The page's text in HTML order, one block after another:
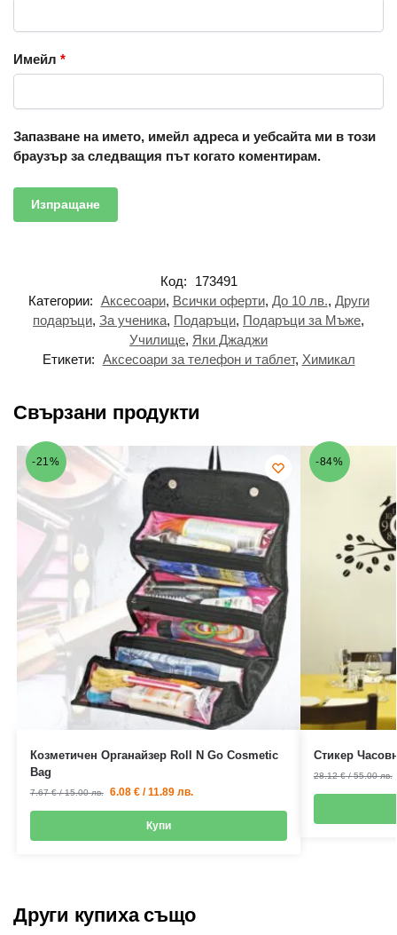
Имейл *
Запазване на името, имейл адреса и уебсайта ми в този
браузър за следващия път когато коментирам.
Код:
173491
Категории: Аксесоари, Всички оферти, До 10 лв., Други
подаръци, За ученика, Подаръци, Подаръци за Мъже,
Училище, Яки Джаджи
Етикети: Аксесоари за телефон и таблет, Химикал
Свързани продукти
-21%
Козметичен Органайзер Roll N Go Cosmetic
Bag
7.67€ /15.00лв. 6.08 € /11.89 лв.
Купи
-84%
Стикер
28.12€ /55.00лв.
Други купиха също